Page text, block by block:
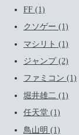
FF (1)
クソゲー (1)
マシリト (1)
ジャンプ (2)
ファミコン (1)
堀井雄二 (1)
任天堂 (1)
鳥山明 (1)